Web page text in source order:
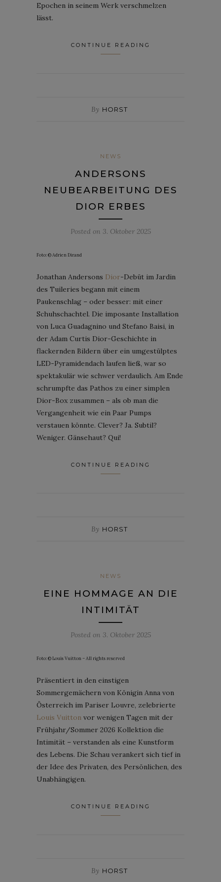
Epochen in seinem Werk verschmelzen
lässt.
CONTINUE READING
By HORST
NEWS
ANDERSONS
NEUBEARBEITUNG DES
DIOR ERBES
Posted on 3. Oktober 2025
Foto: © Adrien Dirand
Jonathan Andersons Dior-Debüt im Jardin
des Tuileries begann mit einem
Paukenschlag – oder besser: mit einer
Schuhschachtel. Die imposante Installation
von Luca Guadagnino und Stefano Baisi, in
der Adam Curtis Dior-Geschichte in
flackernden Bildern über ein umgestülptes
LED-Pyramidendach laufen ließ, war so
spektakulär wie schwer verdaulich. Am Ende
schrumpfte das Pathos zu einer simplen
Dior-Box zusammen – als ob man die
Vergangenheit wie ein Paar Pumps
verstauen könnte. Clever? Ja. Subtil?
Weniger. Gänsehaut? Qui!
CONTINUE READING
By HORST
NEWS
EINE HOMMAGE AN DIE
INTIMITÄT
Posted on 3. Oktober 2025
Foto: © Louis Vuitton – All rights reserved
Präsentiert in den einstigen
Sommergemächern von Königin Anna von
Österreich im Pariser Louvre, zelebrierte
Louis Vuitton vor wenigen Tagen mit der
Frühjahr/Sommer 2026 Kollektion die
Intimität – verstanden als eine Kunstform
des Lebens. Die Schau verankert sich tief in
der Idee des Privaten, des Persönlichen, des
Unabhängigen.
CONTINUE READING
By HORST